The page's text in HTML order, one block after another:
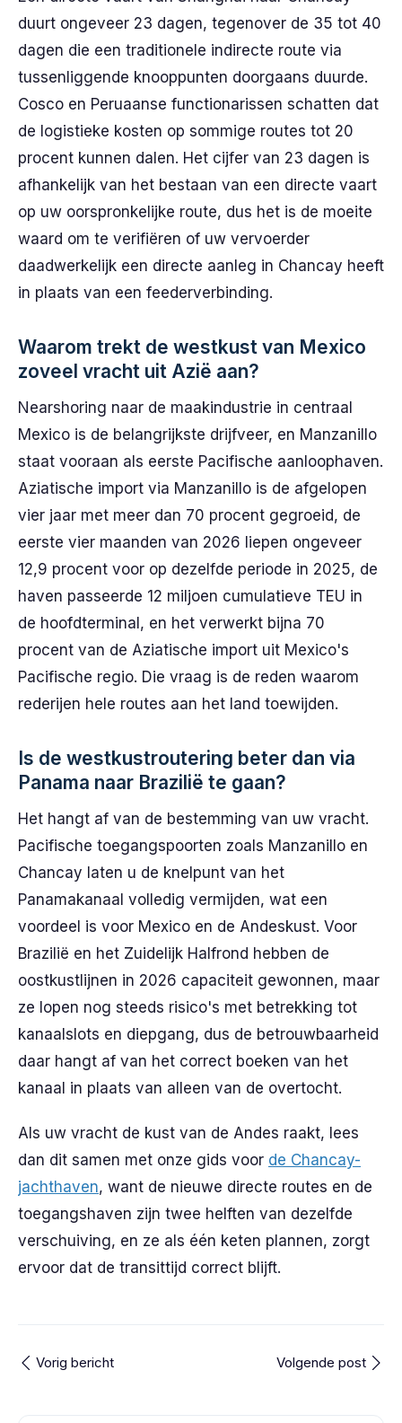
duurt ongeveer 23 dagen, tegenover de 35 tot 40
dagen die een traditionele indirecte route via
tussenliggende knooppunten doorgaans duurde.
Cosco en Peruaanse functionarissen schatten dat
de logistieke kosten op sommige routes tot 20
procent kunnen dalen. Het cijfer van 23 dagen is
afhankelijk van het bestaan van een directe vaart
op uw oorspronkelijke route, dus het is de moeite
waard om te verifiëren of uw vervoerder
daadwerkelijk een directe aanleg in Chancay heeft
in plaats van een feederverbinding.
Waarom trekt de westkust van Mexico
zoveel vracht uit Azië aan?
Nearshoring naar de maakindustrie in centraal
Mexico is de belangrijkste drijfveer, en Manzanillo
staat vooraan als eerste Pacifische aanloophaven.
Aziatische import via Manzanillo is de afgelopen
vier jaar met meer dan 70 procent gegroeid, de
eerste vier maanden van 2026 liepen ongeveer
12,9 procent voor op dezelfde periode in 2025, de
haven passeerde 12 miljoen cumulatieve TEU in
de hoofdterminal, en het verwerkt bijna 70
procent van de Aziatische import uit Mexico's
Pacifische regio. Die vraag is de reden waarom
rederijen hele routes aan het land toewijden.
Is de westkustroutering beter dan via
Panama naar Brazilië te gaan?
Het hangt af van de bestemming van uw vracht.
Pacifische toegangspoorten zoals Manzanillo en
Chancay laten u de knelpunt van het
Panamakanaal volledig vermijden, wat een
voordeel is voor Mexico en de Andeskust. Voor
Brazilië en het Zuidelijk Halfrond hebben de
oostkustlijnen in 2026 capaciteit gewonnen, maar
ze lopen nog steeds risico's met betrekking tot
kanaalslots en diepgang, dus de betrouwbaarheid
daar hangt af van het correct boeken van het
kanaal in plaats van alleen van de overtocht.
Als uw vracht de kust van de Andes raakt, lees
dan dit samen met onze gids voor de Chancay-
jachthaven, want de nieuwe directe routes en de
toegangshaven zijn twee helften van dezelfde
verschuiving, en ze als één keten plannen, zorgt
ervoor dat de transittijd correct blijft.
Vorig bericht Volgende post